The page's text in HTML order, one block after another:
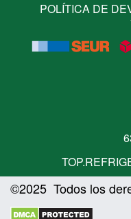
POLÍTICA DE
©2025 Todos los